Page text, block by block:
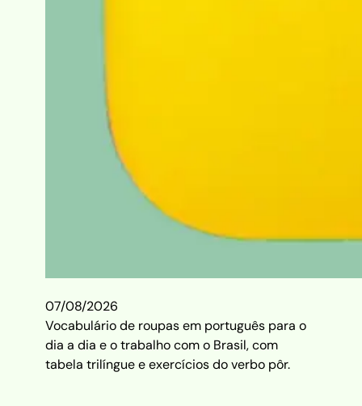
07/08/2026
Vocabulário de roupas em português para o
dia a dia e o trabalho com o Brasil, com
tabela trilíngue e exercícios do verbo pôr.